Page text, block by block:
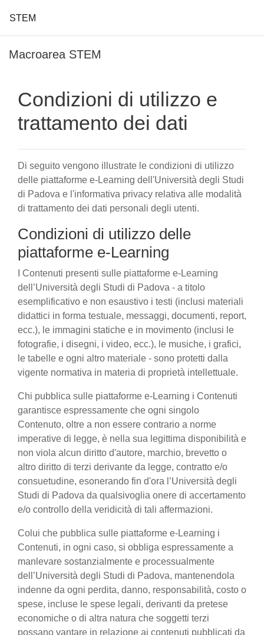
STEM
Macroarea STEM
Condizioni di utilizzo e
trattamento dei dati
Di seguito vengono illustrate le condizioni di utilizzo
delle piattaforme e-Learning dell'Università degli Studi
di Padova e l'informativa privacy relativa alle modalità
di trattamento dei dati personali degli utenti.
Condizioni di utilizzo delle
piattaforme e-Learning
I Contenuti presenti sulle piattaforme e-Learning
dell’Università degli Studi di Padova - a titolo
esemplificativo e non esaustivo i testi (inclusi materiali
didattici in forma testuale, messaggi, documenti, report,
ecc.), le immagini statiche e in movimento (inclusi le
fotografie, i disegni, i video, ecc.), le musiche, i grafici,
le tabelle e ogni altro materiale - sono protetti dalla
vigente normativa in materia di proprietà intellettuale.
Chi pubblica sulle piattaforme e-Learning i Contenuti
garantisce espressamente che ogni singolo
Contenuto, oltre a non essere contrario a norme
imperative di legge, è nella sua legittima disponibilità e
non viola alcun diritto d'autore, marchio, brevetto o
altro diritto di terzi derivante da legge, contratto e/o
consuetudine, esonerando fin d'ora l’Università degli
Studi di Padova da qualsivoglia onere di accertamento
e/o controllo della veridicità di tali affermazioni.
Colui che pubblica sulle piattaforme e-Learning i
Contenuti, in ogni caso, si obbliga espressamente a
manlevare sostanzialmente e processualmente
dell’Università degli Studi di Padova, mantenendola
indenne da ogni perdita, danno, responsabilità, costo o
spese, incluse le spese legali, derivanti da pretese
economiche o di altra natura che soggetti terzi
possano vantare in relazione ai contenuti pubblicati da